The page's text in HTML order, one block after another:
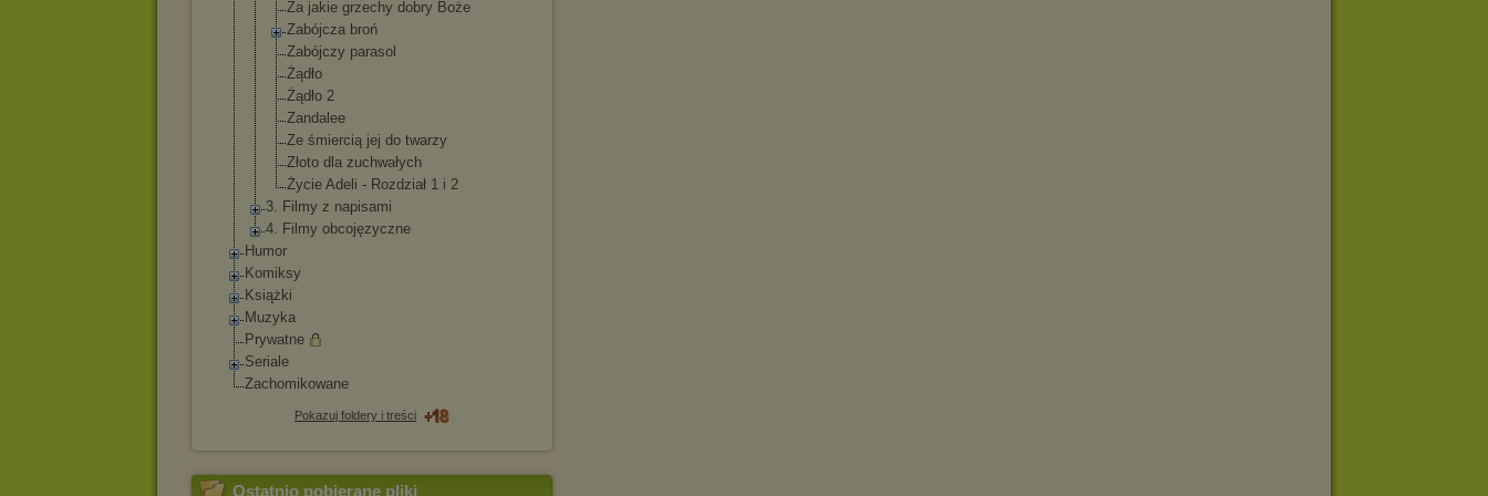
Za jakie grzechy dobry Boże
Zabójcza broń
Zabójczy parasol
Żądło
Żądło 2
Zandalee
Ze śmiercią jej do twarzy
Złoto dla zuchwałych
Życie Adeli - Rozdział 1 i 2
3. Filmy z napisami
4. Filmy obcojęzyczne
Humor
Komiksy
Książki
Muzyka
Prywatne
Seriale
Zachomikowane
Pokazuj foldery i treści
Ostatnio pobierane pliki